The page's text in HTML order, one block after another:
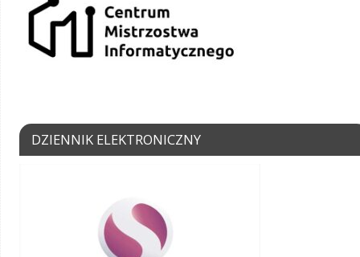
DZIENNIK ELEKTRONICZNY